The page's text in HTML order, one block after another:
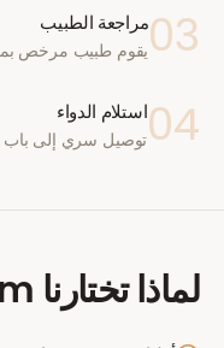
03مراجعة الطبيب
يقوم طبيب مرخص
04استلام الدواء
توصيل سري إلى باب
لماذا تختارنا